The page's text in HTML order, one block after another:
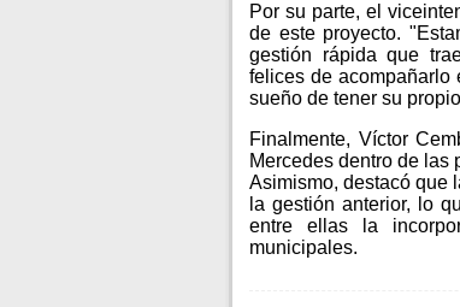
Por su parte, el
de este proyecto.
gestión rápida que
felices de acompañarlo
sueño de tener su
Finalmente, Víctor
Mercedes dentro de
Asimismo, destacó que
la gestión anterior, lo
entre ellas la
municipales.